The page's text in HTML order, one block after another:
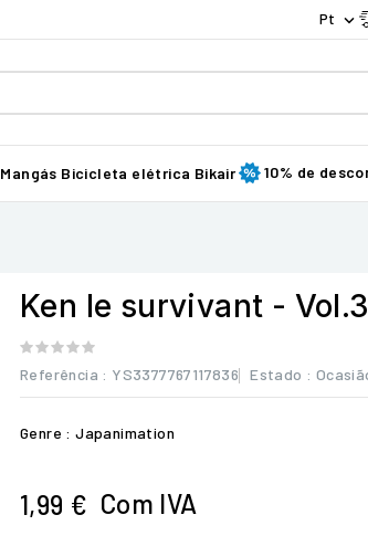
Pt 
Mangás Bicicleta elétrica Bikair 10% de
Ken le survivant -
Referência : YS3377767117836 Estado :
Genre : Japanimation
1,99 € Com IVA